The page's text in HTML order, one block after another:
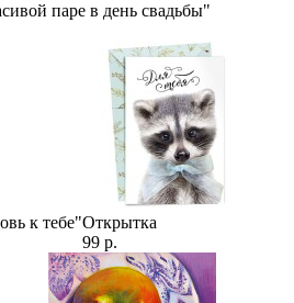
паре в день свадьбы"
к тебе"Открытка
99 р.